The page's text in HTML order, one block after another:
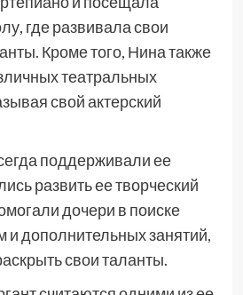
где развивала свои
Кроме того, Нина также
театральных
свой актерский
поддерживали ее
развить ее творческий
дочери в поиске
и дополнительных занятий,
свои таланты.